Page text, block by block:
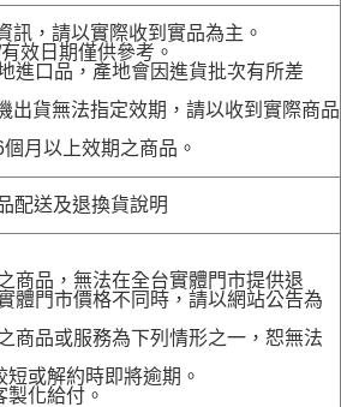
訊，請以實際收到實品為主。
效日期僅供參考。
進口品，產地會因進貨批次有所差
出貨無法指定效期，請以收到實際商品
月以上效期之商品。
配送及退換貨說明
商品，無法在全台實體門市提供退
體門市價格不同時，請以網站公告為
商品或服務為下列情形之一，恕無法
或解約時即將逾期。
化給付。